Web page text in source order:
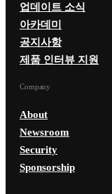
업데이트 소식
아카데미
공지사항
제품 인터뷰 지원
Company
About
Newsroom
Security
Sponsorship